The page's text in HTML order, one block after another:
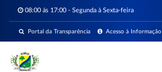
08:00 ás 17:00 - Segunda à Sexta-feira
Acesso à Informação
Portal da Transparência